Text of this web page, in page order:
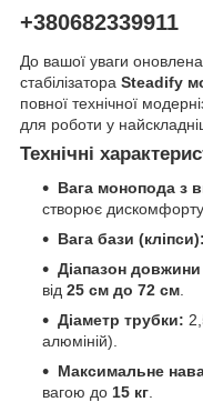
+380682339911
До вашої уваги
стабілізатора Steadify
повної технічної
для роботи у
Технічні
Вага монопода з
створює
Вага бази (кліпси):
Діапазон
від 25 см до 72 см.
Діаметр трубки:
алюміній).
Максимальне
вагою до 15 кг.